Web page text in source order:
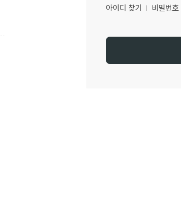
아이디 찾기 비밀번호